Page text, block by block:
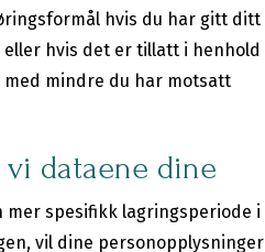
hvis du har gitt ditt
hvis det er tillatt i henhold
mindre du har motsatt
vi dataene dine
spesifikk lagringsperiode i
vil dine personopplysninger